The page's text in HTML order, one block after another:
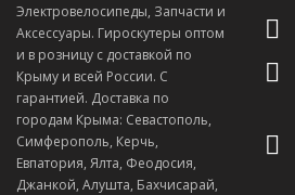
Электровелосипеды, Запчасти и
Аксессуары. Гироскутеры оптом
и в розницу с доставкой по
Крыму и всей России. С
гарантией. Доставка по
городам Крыма: Севастополь,
Симферополь, Керчь,
Евпатория, Ялта, Феодосия,
Джанкой, Алушта, Бахчисарай,